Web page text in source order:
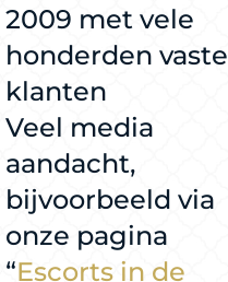
2009 met vele
honderden vaste
klanten
Veel media
aandacht,
bijvoorbeeld via
onze pagina
“Escorts in de